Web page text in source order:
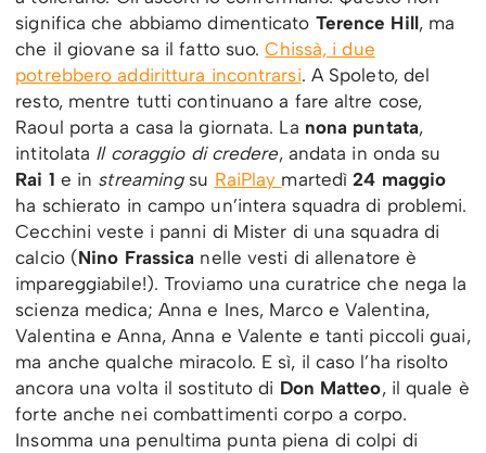
significa che abbiamo dimenticato Terence Hill, ma
che il giovane sa il fatto suo.Chissà, i due
potrebbero addirittura incontrarsi. A Spoleto, del
resto, mentre tutti continuano a fare altre cose,
Raoul porta a casa la giornata. La nona puntata,
intitolata Il coraggio di credere, andata in onda su
Rai 1 e in streaming su RaiPlay martedì24 maggio
ha schierato in campo un’intera squadra di problemi.
Cecchini veste i panni di Mister di una squadra di
calcio (Nino Frassica nelle vesti di allenatore è
impareggiabile!). Troviamo una curatrice che nega la
scienza medica; Anna e Ines, Marco e Valentina,
Valentina e Anna, Anna e Valente e tanti piccoli guai,
ma anche qualche miracolo. E sì, il caso l’ha risolto
ancora una volta il sostituto di Don Matteo, il quale è
forte anche nei combattimenti corpo a corpo.
Insomma una penultima punta piena di colpi di